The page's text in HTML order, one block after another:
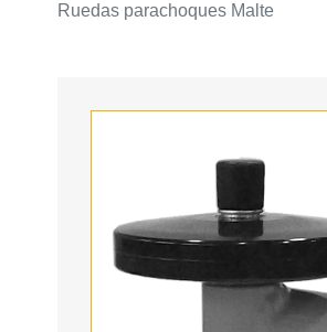
Ruedas parachoques Malte